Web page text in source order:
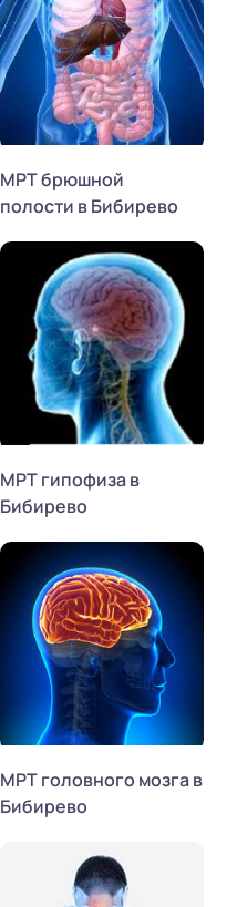
МРТ брюшной
полости в Бибирево
МРТ гипофиза в
Бибирево
МРТ головного мозга в
Бибирево